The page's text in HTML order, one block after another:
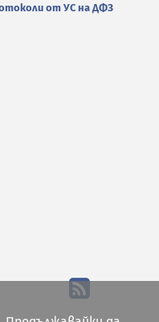
от УС на ДФЗ